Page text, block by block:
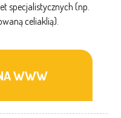
specjalistycznych (np.
celiaklią).
WWW